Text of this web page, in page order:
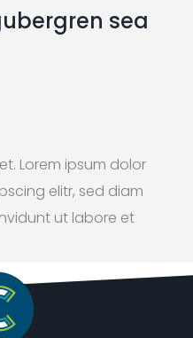
sea
Lorem ipsum dolor
elitr, sed diam
ut labore et
et justo duo